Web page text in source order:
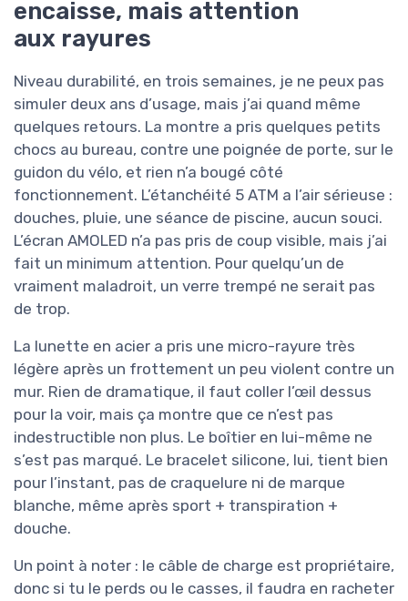
encaisse, mais attention
aux rayures
Niveau durabilité, en trois semaines, je ne peux pas
simuler deux ans d’usage, mais j’ai quand même
quelques retours. La montre a pris quelques petits
chocs au bureau, contre une poignée de porte, sur le
guidon du vélo, et rien n’a bougé côté
fonctionnement. L’étanchéité 5 ATM a l’air sérieuse :
douches, pluie, une séance de piscine, aucun souci.
L’écran AMOLED n’a pas pris de coup visible, mais j’ai
fait un minimum attention. Pour quelqu’un de
vraiment maladroit, un verre trempé ne serait pas
de trop.
La lunette en acier a pris une micro-rayure très
légère après un frottement un peu violent contre un
mur. Rien de dramatique, il faut coller l’œil dessus
pour la voir, mais ça montre que ce n’est pas
indestructible non plus. Le boîtier en lui-même ne
s’est pas marqué. Le bracelet silicone, lui, tient bien
pour l’instant, pas de craquelure ni de marque
blanche, même après sport + transpiration +
douche.
Un point à noter : le câble de charge est propriétaire,
donc si tu le perds ou le casses, il faudra en racheter